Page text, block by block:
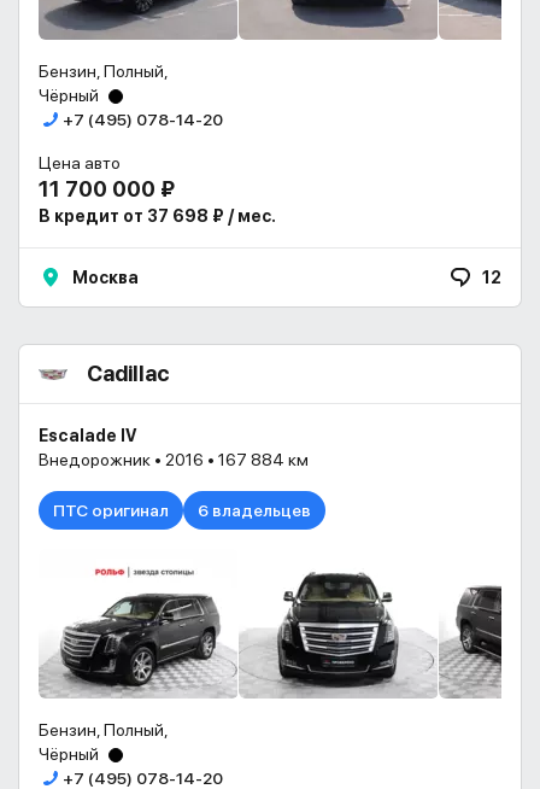
Бензин, Полный,
Чёрный
+7 (495) 078-14-20
Цена авто
11 700 000 ₽
В кредит от 37 698 ₽ / мес.
Москва 12
Cadillac
Escalade IV
Внедорожник • 2016 • 167 884 км
ПТС оригинал 6 владельцев
Бензин, Полный,
Чёрный
+7 (495) 078-14-20